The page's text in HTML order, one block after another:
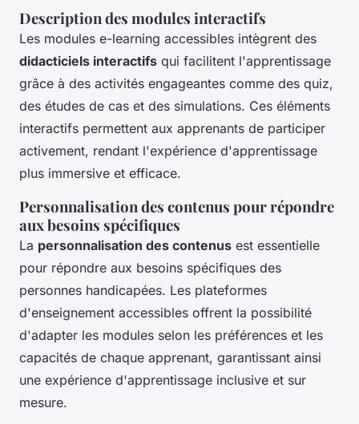
Description des modules interactifs
Les modules e-learning accessibles intègrent des
didacticiels interactifs qui facilitent l'apprentissage
grâce à des activités engageantes comme des quiz,
des études de cas et des simulations. Ces éléments
interactifs permettent aux apprenants de participer
activement, rendant l'expérience d'apprentissage
plus immersive et efficace.
Personnalisation des contenus pour répondre
aux besoins spécifiques
La personnalisation des contenus est essentielle
pour répondre aux besoins spécifiques des
personnes handicapées. Les plateformes
d'enseignement accessibles offrent la possibilité
d'adapter les modules selon les préférences et les
capacités de chaque apprenant, garantissant ainsi
une expérience d'apprentissage inclusive et sur
mesure.